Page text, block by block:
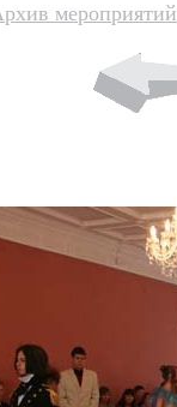
мероприятий